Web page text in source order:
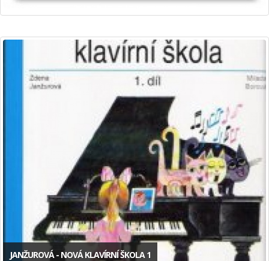
JANŽUROVÁ - NOVÁ KLAVÍRNÍ ŠKOLA 1